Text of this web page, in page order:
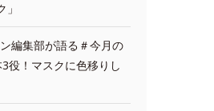
編集部が語る＃今月の
役！マスクに色移りし